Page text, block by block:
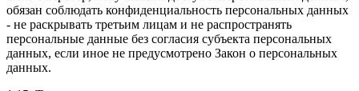
обязан соблюдать конфиденциальность персональных данных
- не раскрывать третьим лицам и не распространять
персональные данные без согласия субъекта персональных
данных, если иное не предусмотрено Закон о персональных
данных.